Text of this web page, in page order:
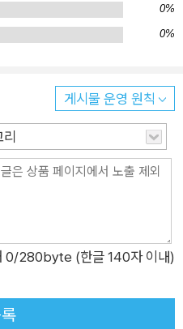
맞는 추구미를 구현하기 위해
, 다이어트 컨설팅, 골격 분석
점점 어려지고 있는데, 그 이
게 됐기 때문이다. 단순히 수명
강하게 활동하며 살 수 있는 수
중시하게 되면서 이러한 현상
이전인 2019년 3분의 2 수준
활업종 업계 종사자들은 여러
0%
0%
게시물 운영 원칙
리
0/280byte (한글 140자 이내)